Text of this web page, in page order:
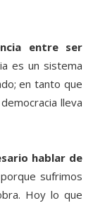
entre ser
es un sistema
en tanto que
lleva
hablar de
sufrimos
Hoy lo que